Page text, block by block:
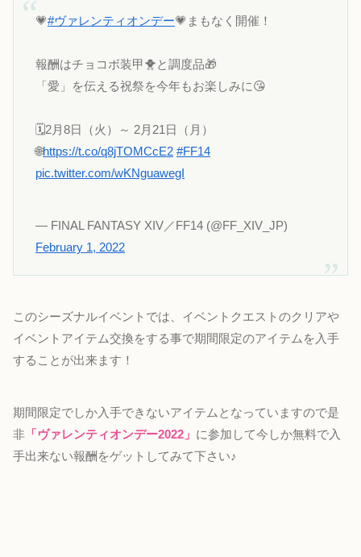
💗#ヴァレンティオンデー💗まもなく開催！
報酬はチョコボ装甲🐥と調度品🎁
「愛」を伝える祝祭を今年もお楽しみに😘
🗓️2月8日（火）～ 2月21日（月）
🌐https://t.co/q8jTOMCcE2 #FF14
pic.twitter.com/wKNguawegI
— FINAL FANTASY XIV／FF14 (@FF_XIV_JP)
February 1, 2022
このシーズナルイベントでは、イベントクエストのクリアや
イベントアイテム交換をする事で期間限定のアイテムを入手
することが出来ます！
期間限定でしか入手できないアイテムとなっていますので是
非 「ヴァレンティオンデー2022」 に参加して今しか無料で入
手出来ない報酬をゲットしてみて下さい♪